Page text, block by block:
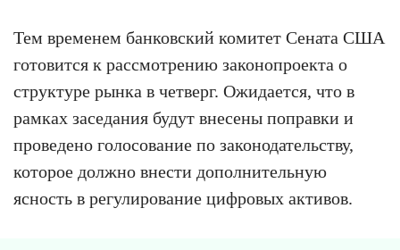
Тем временем банковский комитет Сената США
готовится к рассмотрению законопроекта о
структуре рынка в четверг. Ожидается, что в
рамках заседания будут внесены поправки и
проведено голосование по законодательству,
которое должно внести дополнительную
ясность в регулирование цифровых активов.